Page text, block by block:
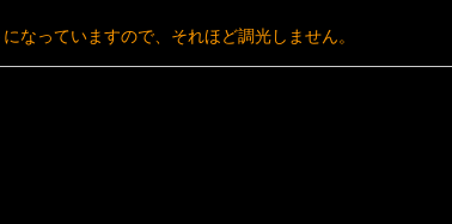
なっていますので、それほど調光しません。